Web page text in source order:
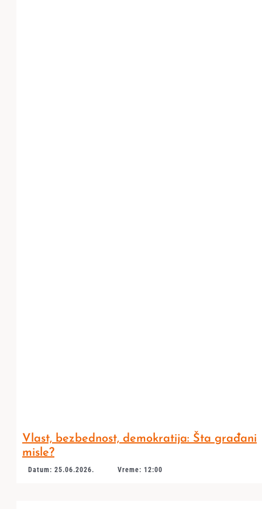
Vlast, bezbednost, demokratija: Šta građani
misle?
Datum: 25.06.2026. Vreme: 12:00